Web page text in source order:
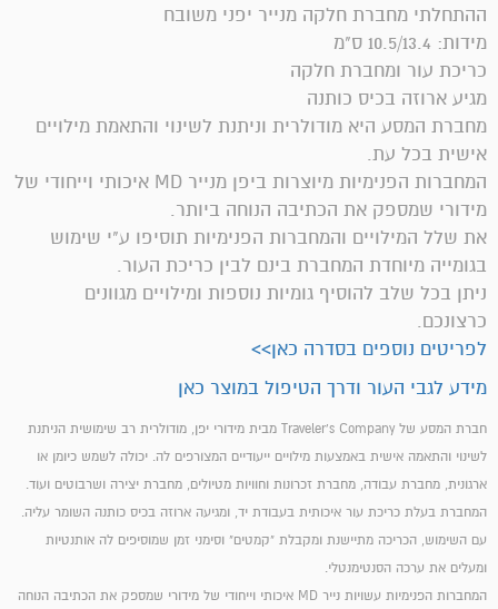
ההתחלתי מחברת חלקה מנייר יפני משובח
מידות: 10.5/13.4 ס"מ
כריכת עור ומחברת חלקה
מגיע ארוזה בכיס כותנה
מחברת המסע היא מודולרית וניתנת לשינוי והתאמת מילויים
אישית בכל עת.
המחברות הפנימיות מיוצרות ביפן מנייר MD איכותי וייחודי של
מידורי שמספק את הכתיבה הנוחה ביותר.
את שלל המילויים והמחברות הפנימיות תוסיפו ע"י שימוש
בגומייה מיוחדת המחברת בינם לבין כריכת העור.
ניתן בכל שלב להוסיף גומיות נוספות ומילויים מגוונים
כרצונכם.
לפריטים נוספים בסדרה כאן>>
מידע לגבי העור ודרך הטיפול במוצר כאן
חברת המסע של Traveler's Company מבית מידורי יפן, מודולרית רב שימושית הניתנת
לשינוי והתאמה אישית באמצעות מילויים ייעודיים המצורפים לה. יכולה לשמש כיומן או
ארגונית, מחברת עבודה, מחברת זכרונות וחוויות מטיולים, מחברת יצירה ושרבוטים ועוד.
המחברת בעלת כריכת עור איכותית בעבודת יד, ומגיעה ארוזה בכיס כותנה השומר עליה.
עם השימוש, הכריכה מתיישנת ומקבלת "קמטים" וסימני זמן שמוסיפים לה אותנטיות
ומעלים את ערכה הסנטימנטלי.
המחברות הפנימיות עשויות נייר MD איכותי וייחודי של מידורי שמספק את הכתיבה הנוחה